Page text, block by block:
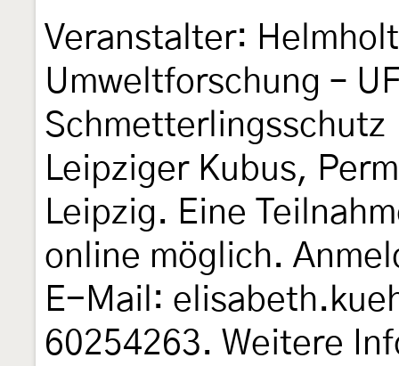
Veranstalter:
Umweltforschung –
Leipziger Kubus,
Leipzig. Eine
online möglich.
E-Mail:
60254263. Weitere